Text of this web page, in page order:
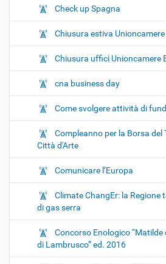
Check up Spagna
Chiusura estiva
Chiusura uffici Unioncamere
cna business day
Come svolgere attività di
Compleanno per la Borsa del
Città d'Arte
Comunicare l’Europa
Climate ChangEr: la Regione
di gas serra
Concorso Enologico “Matilde
di Lambrusco” ed. 2016